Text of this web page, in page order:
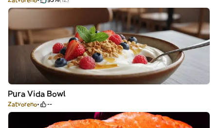
Pura Vida Bowl
Zatvoreno --